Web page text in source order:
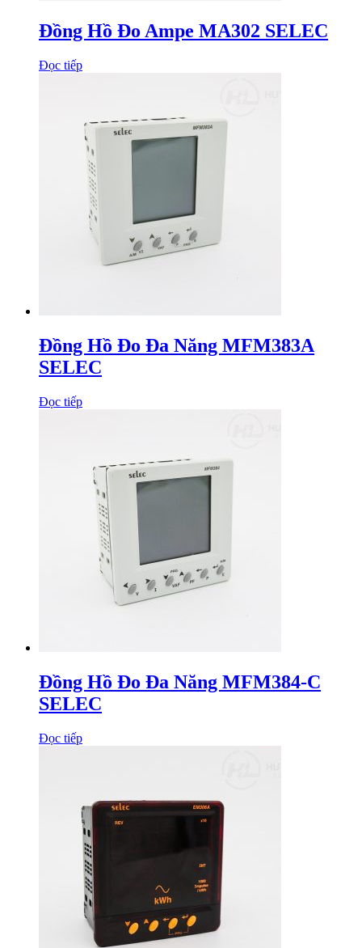
Đồng Hồ Đo Ampe MA302 SELEC
Đọc tiếp
Đồng Hồ Đo Đa Năng MFM383A
SELEC
Đọc tiếp
Đồng Hồ Đo Đa Năng MFM384-C
SELEC
Đọc tiếp